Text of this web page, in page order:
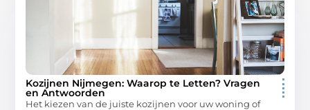
Kozijnen Nijmegen: Waarop te Letten? Vragen
en Antwoorden
Het kiezen van de juiste kozijnen voor uw woning of